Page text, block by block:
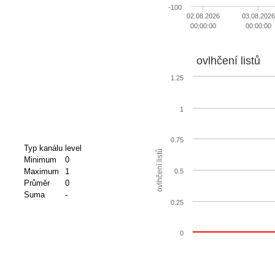
02.08.2026
00:00:00
03.08.2026
00:00:00
-100
Typ kanálu level
Minimum
0
Maximum
1
Průměr
0
Suma
-
ovlhčení listů
ovlhčení listů
0
0.25
0.5
0.75
1
1.25